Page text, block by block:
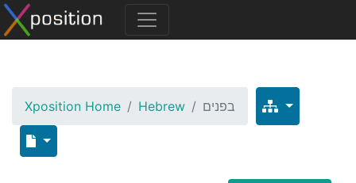
Xposition Home Hebrew בפנים